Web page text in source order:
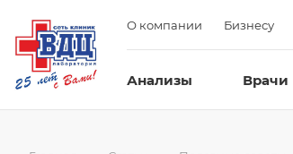
О компании Бизнесу
Анализы Врачи